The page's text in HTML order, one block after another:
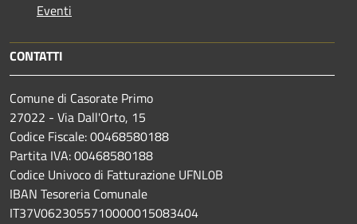
Eventi
CONTATTI
Comune di Casorate Primo
27022 - Via Dall'Orto, 15
Codice Fiscale: 00468580188
Partita IVA: 00468580188
Codice Univoco di Fatturazione UFNL0B
IBAN Tesoreria Comunale
IT37V0623055710000015083404